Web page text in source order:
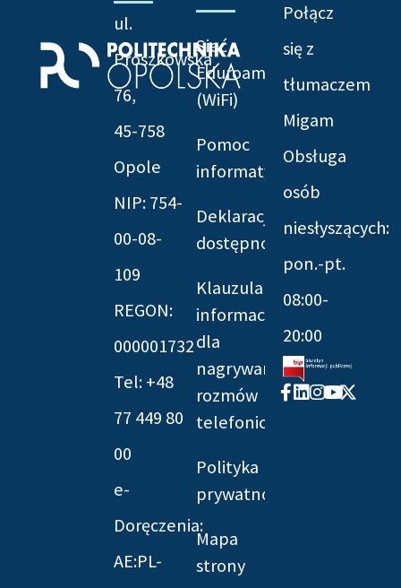
ul.
Prószkowska
76,
45-758
Opole
NIP: 754-
00-08-
109
REGON:
000001732
Tel: +48
77 449 80
00
e-
Doręczenia:
AE:PL-
Sieć
Eduroam
(WiFi)
Pomoc
informatyczna
Deklaracja
dostępności
Klauzula
informacyjna
dla
nagrywania
rozmów
telefonicznych
Polityka
prywatności
Mapa
strony
Połącz
się z
tłumaczem
Migam
Obsługa
osób
niesłyszących:
pon.-pt.
08:00-
20:00
Facebook-
f
Linkedin
Instagram
Youtube
X-
twitter